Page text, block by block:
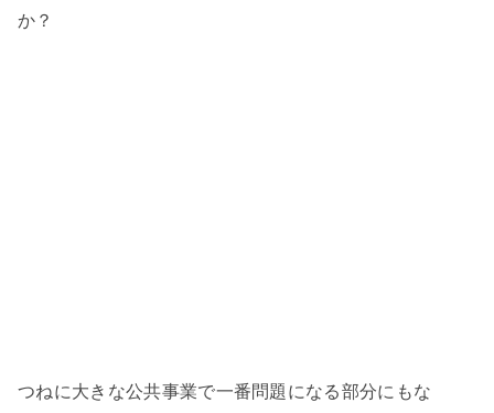
か？
つねに大きな公共事業で一番問題になる部分にもな